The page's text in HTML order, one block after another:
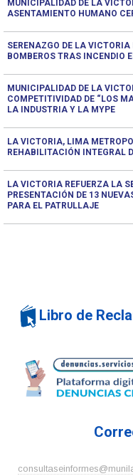
MUNICIPALIDAD DE LA
ASENTAMIENTO HUMANO
SERENAZGO DE LA
BOMBEROS TRAS INCENDIO
MUNICIPALIDAD DE LA
COMPETITIVIDAD DE “LOS
LA INDUSTRIA Y LA MYPE
LA VICTORIA, LIMA
REHABILITACIÓN INTEGRAL
LA VICTORIA REFUERZA LA
PRESENTACIÓN DE 13
PARA EL PATRULLAJE
Libro de